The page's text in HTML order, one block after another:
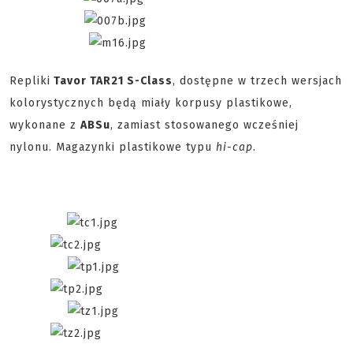
Repliki Tavor TAR21 S-Class, dostępne w trzech wersjach
kolorystycznych będą miały korpusy plastikowe,
wykonane z ABSu, zamiast stosowanego wcześniej
nylonu. Magazynki plastikowe typu hi-cap.